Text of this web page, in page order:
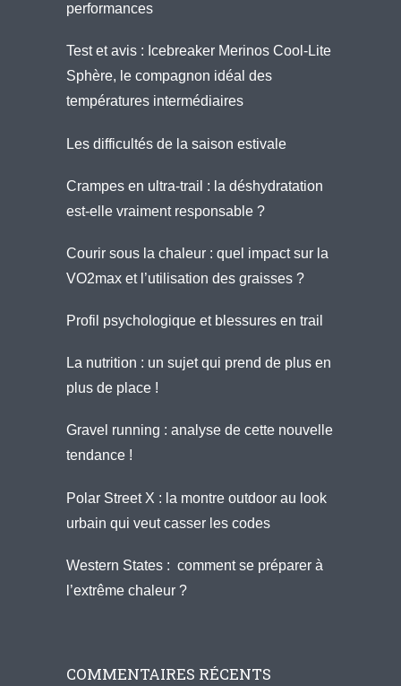
performances
Test et avis : Icebreaker Merinos Cool-Lite
Sphère, le compagnon idéal des
températures intermédiaires
Les difficultés de la saison estivale
Crampes en ultra-trail : la déshydratation
est-elle vraiment responsable ?
Courir sous la chaleur : quel impact sur la
VO2max et l’utilisation des graisses ?
Profil psychologique et blessures en trail
La nutrition : un sujet qui prend de plus en
plus de place !
Gravel running : analyse de cette nouvelle
tendance !
Polar Street X : la montre outdoor au look
urbain qui veut casser les codes
Western States : comment se préparer à
l’extrême chaleur ?
COMMENTAIRES RÉCENTS